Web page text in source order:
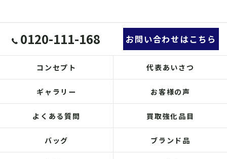
0120-111-168 お問い合わせはこちら
コンセプト 代表あいさつ
ギャラリー お客様の声
よくある質問 買取強化品目
バッグ ブランド品